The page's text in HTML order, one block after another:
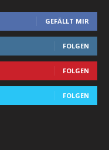
GEFÄLLT MIR
FOLGEN
FOLGEN
FOLGEN